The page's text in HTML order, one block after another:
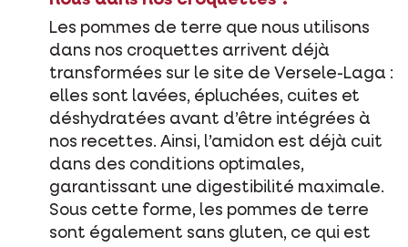
Les pommes de terre que nous utilisons
dans nos croquettes arrivent déjà
transformées sur le site de Versele-Laga :
elles sont lavées, épluchées, cuites et
déshydratées avant d’être intégrées à
nos recettes. Ainsi, l’amidon est déjà cuit
dans des conditions optimales,
garantissant une digestibilité maximale.
Sous cette forme, les pommes de terre
sont également sans gluten, ce qui est